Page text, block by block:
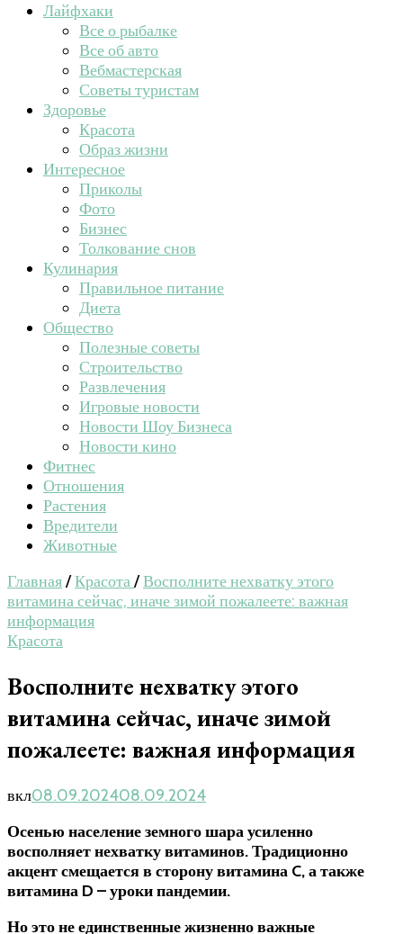
Лайфхаки
Все о рыбалке
Все об авто
Вебмастерская
Советы туристам
Здоровье
Красота
Образ жизни
Интересное
Приколы
Фото
Бизнес
Толкование снов
Кулинария
Правильное питание
Диета
Общество
Полезные советы
Строительство
Развлечения
Игровые новости
Новости Шоу Бизнеса
Новости кино
Фитнес
Отношения
Растения
Вредители
Животные
Главная/Красота/Восполните нехватку этого
витамина сейчас, иначе зимой пожалеете: важная
информация
Красота
Восполните нехватку этого
витамина сейчас, иначе зимой
пожалеете: важная информация
вкл08.09.202408.09.2024
Осенью население земного шара усиленно
восполняет нехватку витаминов. Традиционно
акцент смещается в сторону витамина C, а также
витамина D – уроки пандемии.
Но это не единственные жизненно важные